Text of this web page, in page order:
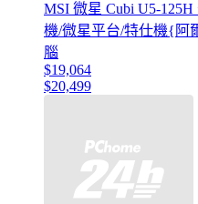
MSI 微星 Cubi U5-
機/微星平台/特仕機{阿
腦
$19,064
$20,499